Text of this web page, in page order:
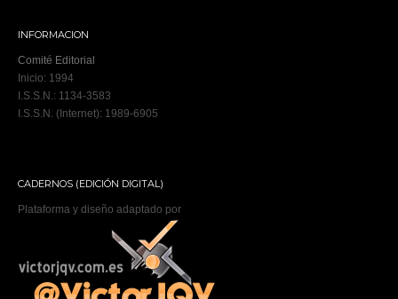
INFORMACION
Comité Editorial
Inicio: 1994
I.S.S.N.: 1134-3583
I.S.S.N. (Internet): 1989-6905
CADERNOS (EDICIÓN DIGITAL)
Plataforma y diseño adaptado por